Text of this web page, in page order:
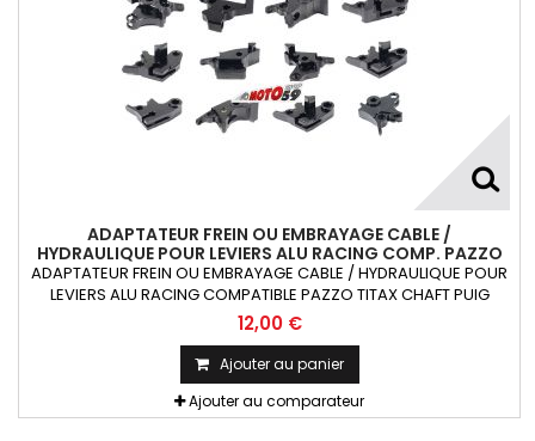
ADAPTATEUR FREIN OU EMBRAYAGE CABLE /
HYDRAULIQUE POUR LEVIERS ALU RACING COMP. PAZZO
TITAX CHAFT PUIG RIZOMA X1
ADAPTATEUR FREIN OU EMBRAYAGE CABLE / HYDRAULIQUE POUR
LEVIERS ALU RACING COMPATIBLE PAZZO TITAX CHAFT PUIG
RIZOMA 1 pièce
12,00 €
Ajouter au panier
Ajouter au comparateur